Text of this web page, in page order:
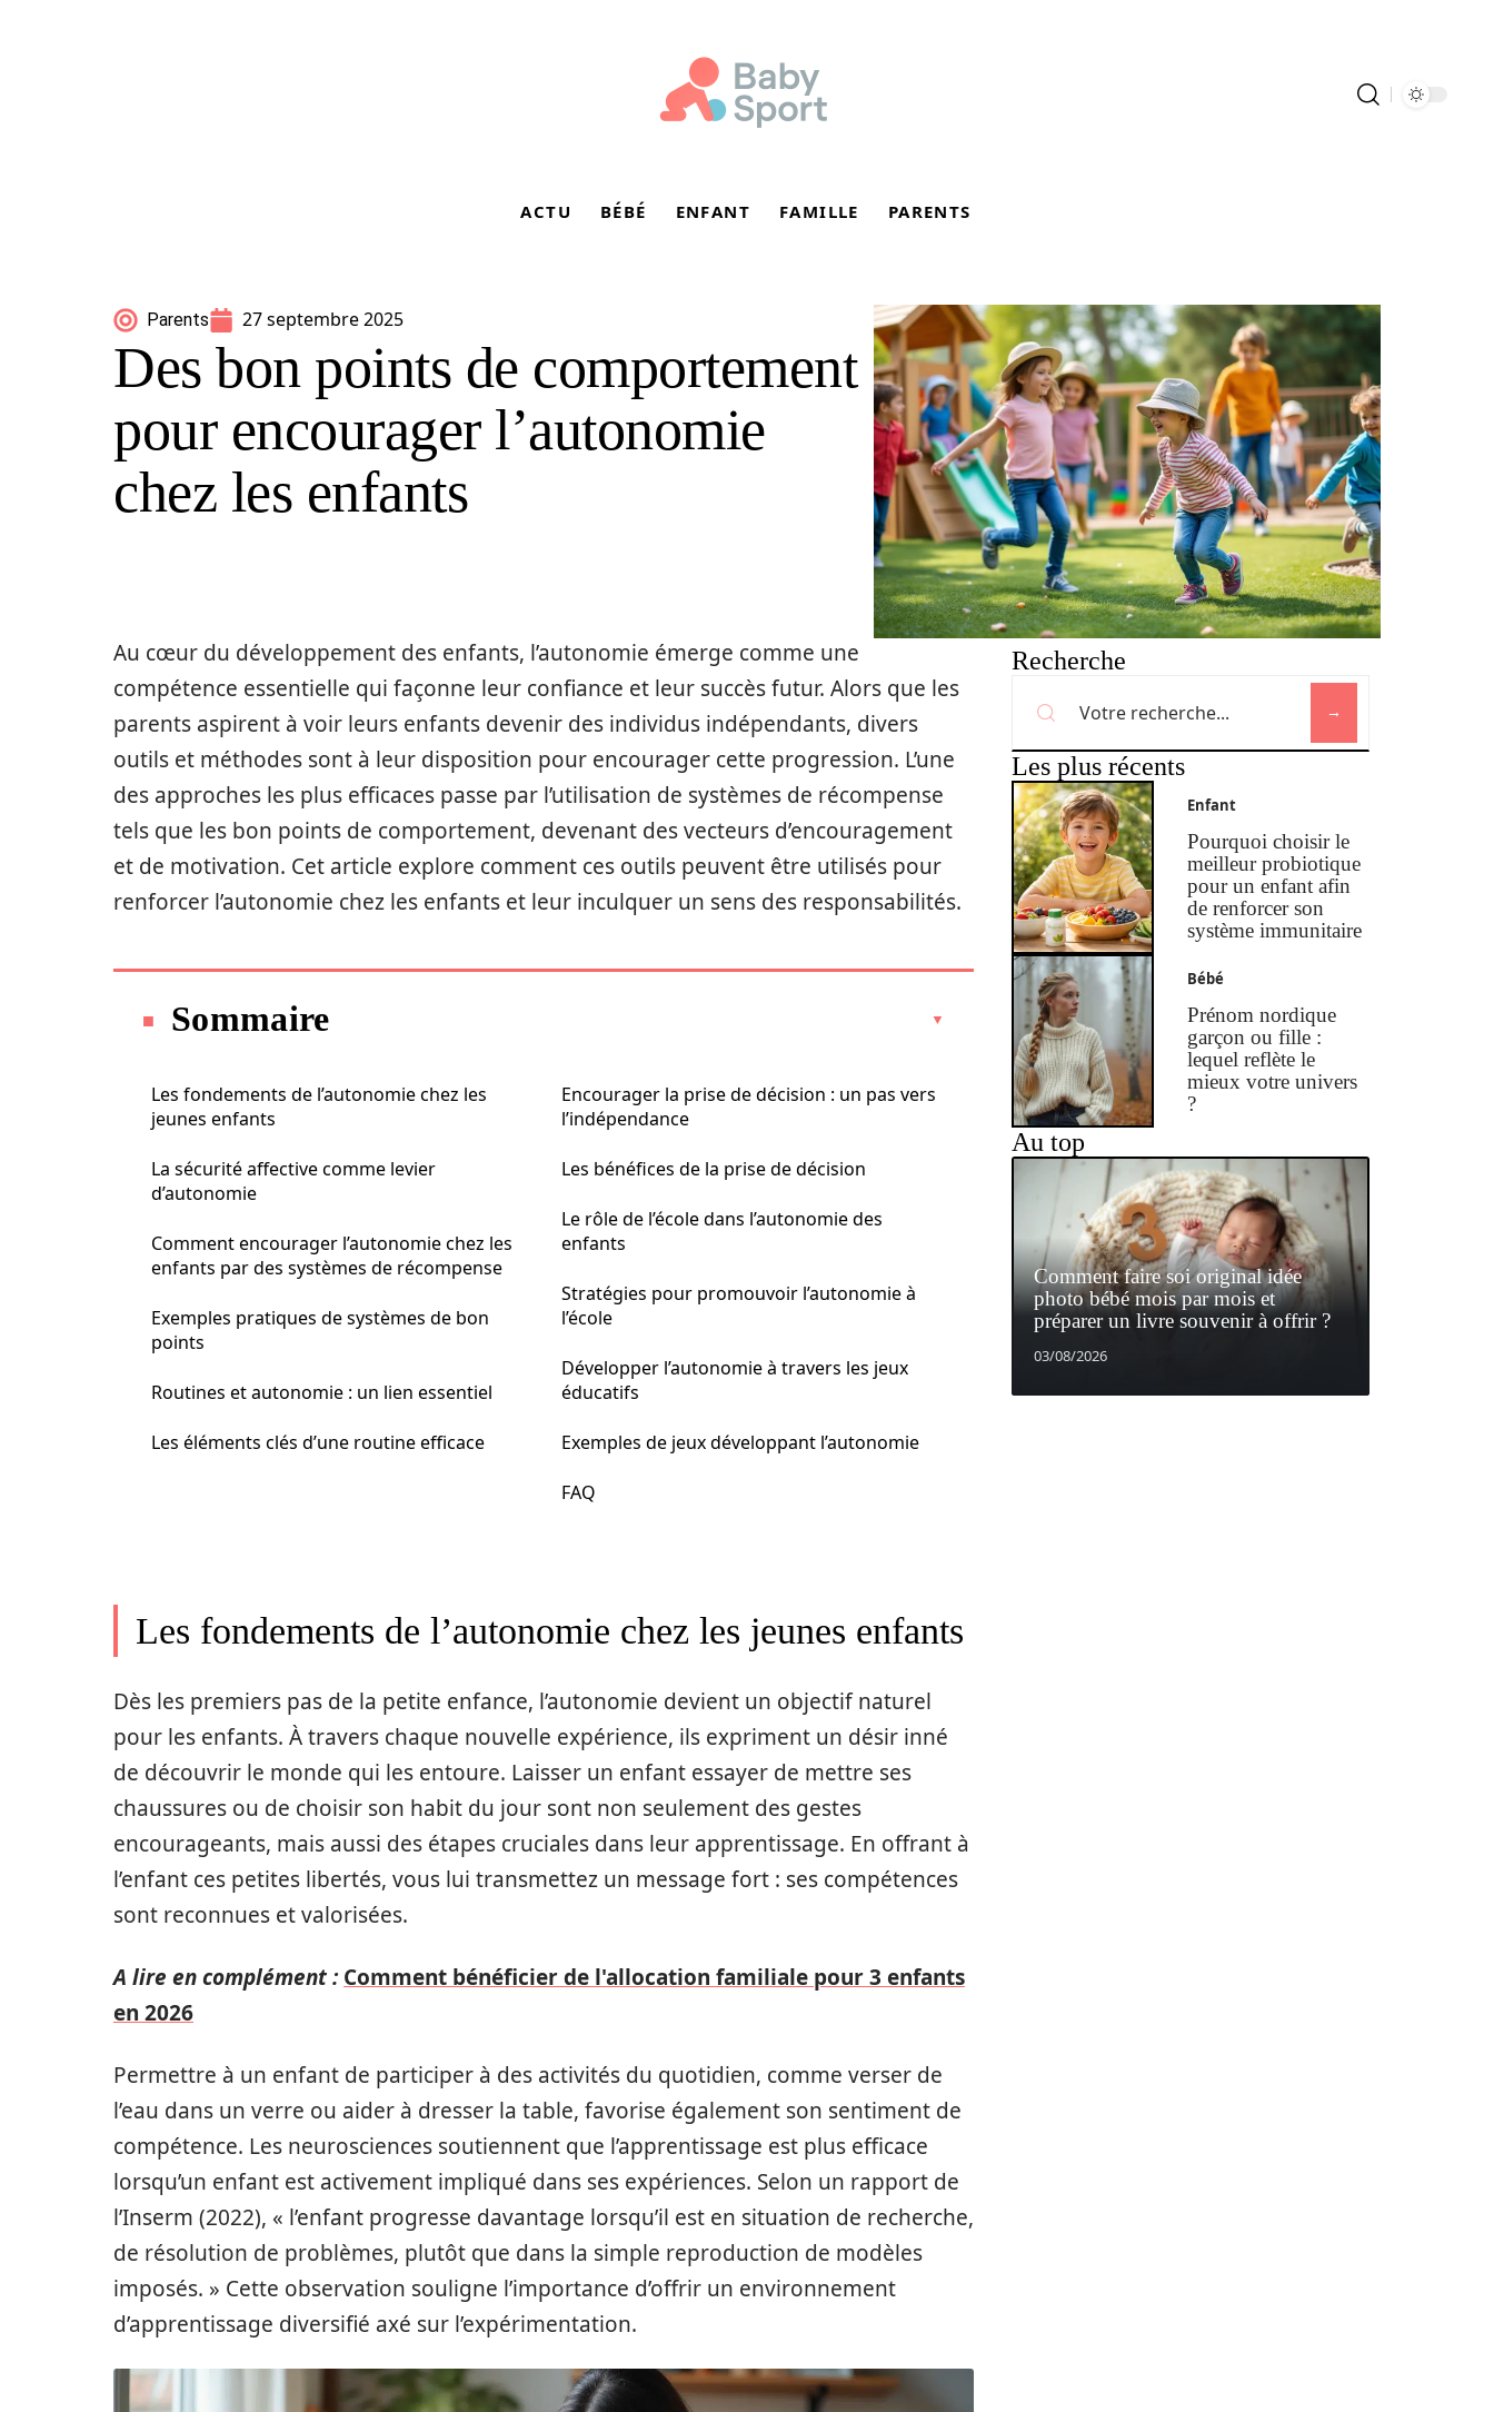
ACTU BÉBÉ ENFANT FAMILLE PARENTS
Parents 27 septembre 2025
Des bon points de comportement
pour encourager l’autonomie
chez les enfants
Au cœur du développement des enfants, l’autonomie émerge comme une
compétence essentielle qui façonne leur confiance et leur succès futur. Alors que les
parents aspirent à voir leurs enfants devenir des individus indépendants, divers
outils et méthodes sont à leur disposition pour encourager cette progression. L’une
des approches les plus efficaces passe par l’utilisation de systèmes de récompense
tels que les bon points de comportement, devenant des vecteurs d’encouragement
et de motivation. Cet article explore comment ces outils peuvent être utilisés pour
renforcer l’autonomie chez les enfants et leur inculquer un sens des responsabilités.
Sommaire
Les fondements de l’autonomie chez les
jeunes enfants
La sécurité affective comme levier
d’autonomie
Comment encourager l’autonomie chez les
enfants par des systèmes de récompense
Exemples pratiques de systèmes de bon
points
Routines et autonomie : un lien essentiel
Les éléments clés d’une routine efficace
Encourager la prise de décision : un pas vers
l’indépendance
Les bénéfices de la prise de décision
Le rôle de l’école dans l’autonomie des
enfants
Stratégies pour promouvoir l’autonomie à
l’école
Développer l’autonomie à travers les jeux
éducatifs
Exemples de jeux développant l’autonomie
FAQ
Les fondements de l’autonomie chez les jeunes enfants
Dès les premiers pas de la petite enfance, l’autonomie devient un objectif naturel
pour les enfants. À travers chaque nouvelle expérience, ils expriment un désir inné
de découvrir le monde qui les entoure. Laisser un enfant essayer de mettre ses
chaussures ou de choisir son habit du jour sont non seulement des gestes
encourageants, mais aussi des étapes cruciales dans leur apprentissage. En offrant à
l’enfant ces petites libertés, vous lui transmettez un message fort : ses compétences
sont reconnues et valorisées.
A lire en complément : Comment bénéficier de l'allocation familiale pour 3 enfants
en 2026
Permettre à un enfant de participer à des activités du quotidien, comme verser de
l’eau dans un verre ou aider à dresser la table, favorise également son sentiment de
compétence. Les neurosciences soutiennent que l’apprentissage est plus efficace
lorsqu’un enfant est activement impliqué dans ses expériences. Selon un rapport de
l’Inserm (2022), « l’enfant progresse davantage lorsqu’il est en situation de recherche,
de résolution de problèmes, plutôt que dans la simple reproduction de modèles
imposés. » Cette observation souligne l’importance d’offrir un environnement
d’apprentissage diversifié axé sur l’expérimentation.
Recherche
Les plus récents
Enfant
Pourquoi choisir le
meilleur probiotique
pour un enfant afin
de renforcer son
système immunitaire
Bébé
Prénom nordique
garçon ou fille :
lequel reflète le
mieux votre univers
?
Au top
Comment faire soi original idée
photo bébé mois par mois et
préparer un livre souvenir à offrir ?
03/08/2026